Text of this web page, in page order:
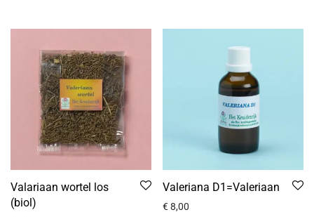
Valariaan wortel los
(biol)
Valeriana D1=Valeriaan
€8,00